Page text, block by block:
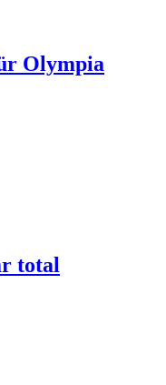
Olympia
total